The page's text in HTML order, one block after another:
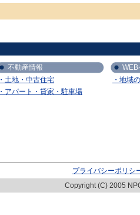
不動産情報
・土地・中古住宅
・アパート・貸家・駐車場
WEB
・地域
プライバシーポリシ
Copyright (C) 2005